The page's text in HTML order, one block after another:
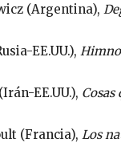
(Argentina),
EE.UU.), Himno
EE.UU.), Cosas
(Francia), Los